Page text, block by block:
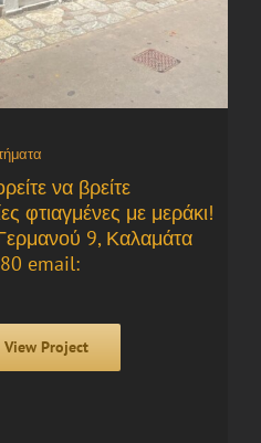
να βρείτε
φτιαγμένες με μεράκι!
Γερμανού 9, Καλαμάτα
email:
View Project